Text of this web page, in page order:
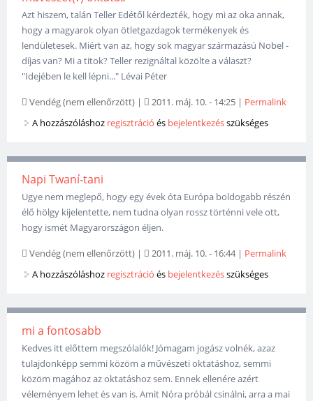
Azt hiszem, talán Teller Edétől kérdezték, hogy mi az oka annak,
hogy a magyarok olyan ötletgazdagok termékenyek és
lendületesek. Miért van az, hogy sok magyar származású Nobel -
díjas van? Mi a titok? Teller rezignáltal közölte a választ?
"Idejében le kell lépni..." Lévai Péter
Vendég (nem ellenőrzött) | 2011. máj. 10. - 14:25 | Permalink
A hozzászóláshoz regisztráció és bejelentkezésszükséges
Napi Twaní-tani
Ugye nem meglepő, hogy egy évek óta Európa boldogabb részén
élő hölgy kijelentette, nem tudna olyan rossz történni vele ott,
hogy ismét Magyarországon éljen.
Vendég (nem ellenőrzött) | 2011. máj. 10. - 16:44| Permalink
A hozzászóláshoz regisztráció és bejelentkezésszükséges
mi a fontosabb
Kedves itt előttem megszólalók! Jómagam jogász volnék, azaz
tulajdonképp semmi közöm a művészeti oktatáshoz, semmi
közöm magához az oktatáshoz sem. Ennek ellenére azért
véleményem lehet és van is. Amit Nóra próbál csinálni, arra a mai